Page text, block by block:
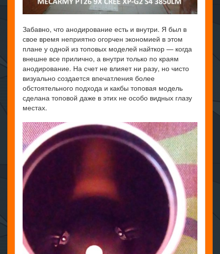
Забавно, что анодирование есть и внутри. Я был в
свое время неприятно огорчен экономией в этом
плане у одной из топовых моделей найткор — когда
внешне все прилично, а внутри только по краям
анодирование. На счет не влияет ни разу, но чисто
визуально создается впечатления более
обстоятельного подхода и какбы топовая модель
сделана топовой даже в этих не особо видных глазу
местах.